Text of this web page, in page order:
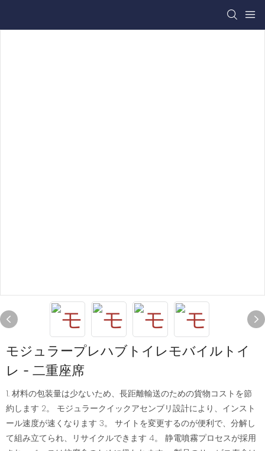
モジュラープレハブトイレモバイルトイ
レ - 二重座席
1. 材料の包装量は少ないため、長距離輸送のための貨物コストを節
約します 2。 モジュラークイックアセンブリ設計により、インスト
ール速度が速くなります 3。 サイトを変更するのが便利で、分解し
て組み立てられ、リサイクルできます 4。 静電噴霧プロセスが採用